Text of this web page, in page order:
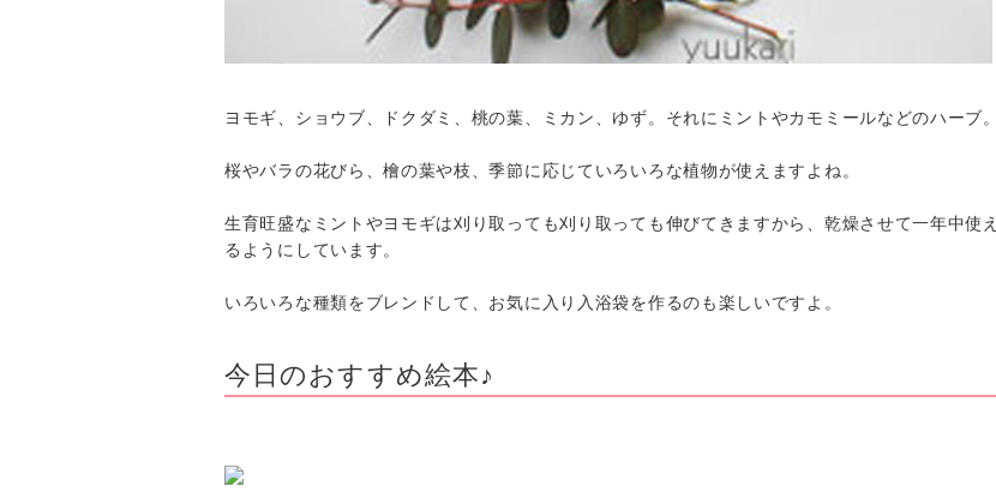
ヨモギ、ショウブ、ドクダミ、桃の葉、ミカン、ゆず。それにミントやカモミールなどのハーブ。
桜やバラの花びら、檜の葉や枝、季節に応じていろいろな植物が使えますよね。
生育旺盛なミントやヨモギは刈り取っても刈り取っても伸びてきますから、乾燥させて一年中使え
るようにしています。
いろいろな種類をブレンドして、お気に入り入浴袋を作るのも楽しいですよ。
今日のおすすめ絵本♪